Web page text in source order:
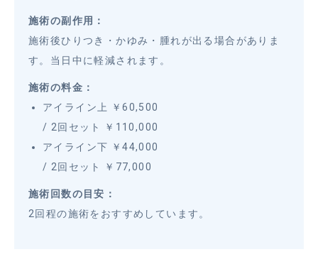
施術の副作用：
施術後ひりつき・かゆみ・腫れが出る場合がありま
す。当日中に軽減されます。
施術の料金：
アイライン上 ￥60,500
/ 2回セット ￥110,000
アイライン下 ￥44,000
/ 2回セット ￥77,000
施術回数の目安：
2回程の施術をおすすめしています。